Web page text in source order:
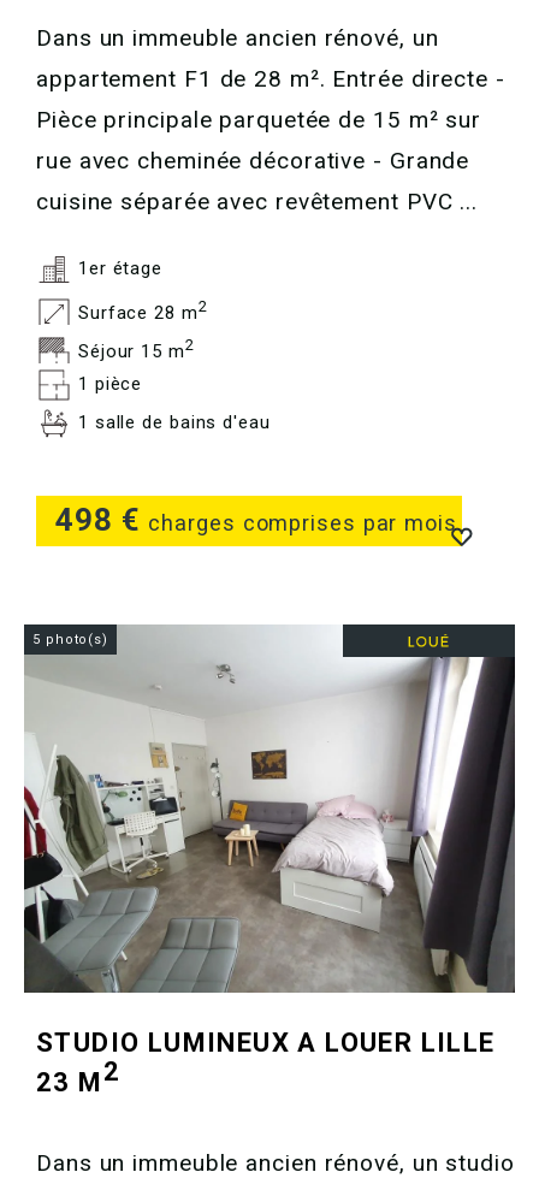
498 € charges comprises par mois
Dans un immeuble ancien rénové, un
appartement F1 de 28 m². Entrée directe -
Pièce principale parquetée de 15 m² sur
rue avec cheminée décorative - Grande
cuisine séparée avec revêtement PVC ...
1er étage
Surface 28 m2
Séjour 15 m2
1 pièce
1 salle de bains d'eau
5 photo(s)
STUDIO LUMINEUX A LOUER LILLE
23 M2
Dans un immeuble ancien rénové, un studio